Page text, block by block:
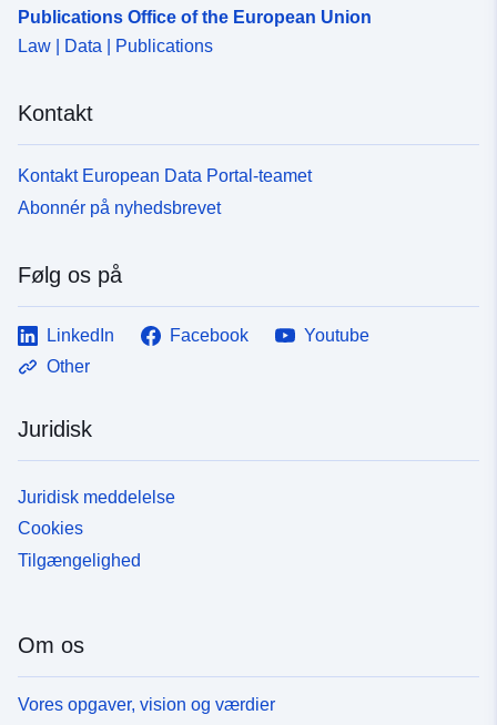
7f8c-40da-92be-
uriRef:
Publications Office of the European Union
Law | Data | Publications
Kontakt
Kontakt European Data Portal-teamet
Abonnér på nyhedsbrevet
Følg os på
LinkedIn Facebook
Youtube
Other
Juridisk
Juridisk meddelelse
Cookies
Tilgængelighed
Om os
Vores opgaver, vision og værdier